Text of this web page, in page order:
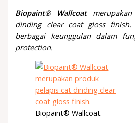
Biopaint® Wallcoat
dinding clear coat gloss
berbagai keunggulan dalam
protection.
Biopaint® Wallcoat.